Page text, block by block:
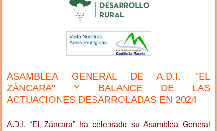
ASAMBLEA GENERAL DE A.D.I. "EL
ZÁNCARA" Y BALANCE DE LAS
ACTUACIONES DESARROLADAS EN 2024
A.D.I. “El Záncara” ha celebrado su Asamblea General